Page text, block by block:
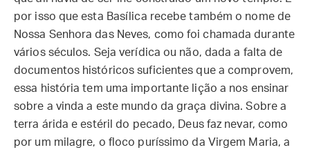
por isso que esta Basílica recebe também o nome de
Nossa Senhora das Neves, como foi chamada durante
vários séculos. Seja verídica ou não, dada a falta de
documentos históricos suficientes que a comprovem,
essa história tem uma importante lição a nos ensinar
sobre a vinda a este mundo da graça divina. Sobre a
terra árida e estéril do pecado, Deus faz nevar, como
por um milagre, o floco puríssimo da Virgem Maria, a